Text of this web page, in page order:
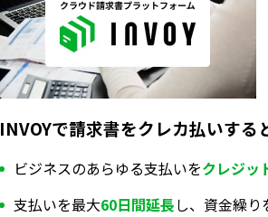
INVOYで請求書をクレカ払いす
ビジネスのあらゆる支払いをクレジッ
支払いを最大60日間延長し、資金繰